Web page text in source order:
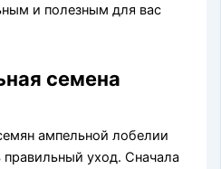
и полезным для вас
семена
ампельной лобелии
уход. Сначала